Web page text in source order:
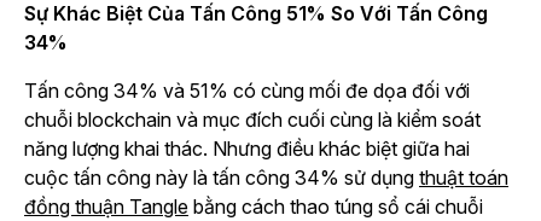
Sự Khác Biệt Của Tấn Công 51% So Với Tấn Công
34%
Tấn công 34% và 51% có cùng mối đe dọa đối với
chuỗi blockchain và mục đích cuối cùng là kiểm soát
năng lượng khai thác. Nhưng điều khác biệt giữa hai
cuộc tấn công này là tấn công 34% sử dụng thuật toán
đồng thuận Tangle bằng cách thao túng sổ cái chuỗi